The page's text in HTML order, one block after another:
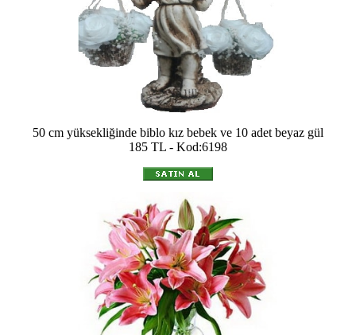
50 cm yüksekliğinde biblo kız bebek ve 10 adet beyaz gül
185 TL - Kod:6198